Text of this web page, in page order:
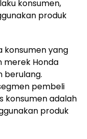
konsumen,
produk
konsumen yang
merek Honda
berulang.
pembeli
konsumen adalah
produk